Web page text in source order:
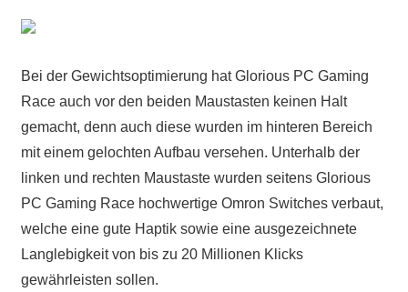
Bei der Gewichtsoptimierung hat Glorious PC Gaming
Race auch vor den beiden Maustasten keinen Halt
gemacht, denn auch diese wurden im hinteren Bereich
mit einem gelochten Aufbau versehen. Unterhalb der
linken und rechten Maustaste wurden seitens Glorious
PC Gaming Race hochwertige Omron Switches verbaut,
welche eine gute Haptik sowie eine ausgezeichnete
Langlebigkeit von bis zu 20 Millionen Klicks
gewährleisten sollen.